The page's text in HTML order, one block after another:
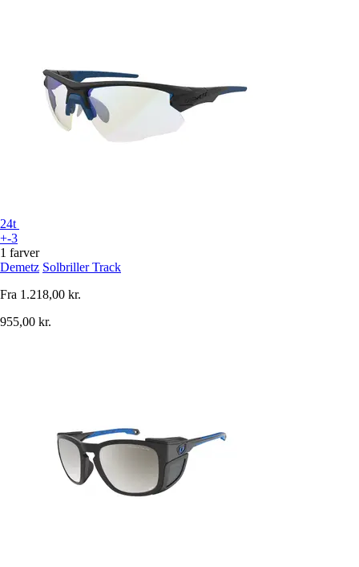
24t
+-3
1 farver
Demetz Solbriller Track
Fra 1.218,00 kr.
955,00 kr.